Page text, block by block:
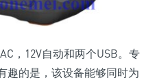
，12V自动和两个USB。专
趣的是，该设备能够同时为